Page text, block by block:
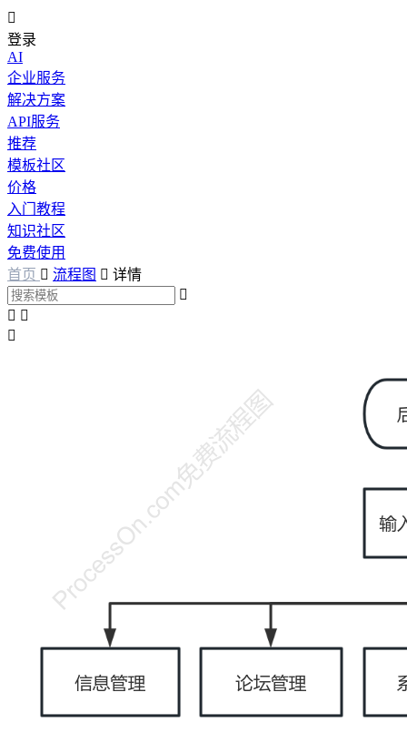

登录
AI
企业服务
解决方案
API服务
推荐
模板社区
价格
入门教程
知识社区
免费使用
首页  流程图  详情

 
